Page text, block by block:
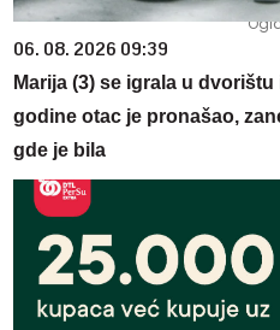
06. 08. 2026 09:39
Marija (3) se igrala u
godine otac je pronašao,
gde je bila